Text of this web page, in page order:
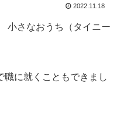
2022.11.18
小さなおうち（タイニー
に就くこともできまし